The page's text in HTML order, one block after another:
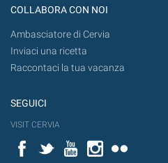
COLLABORA CON NOI
Ambasciatore di Cervia
Inviaci una ricetta
Raccontaci la tua vacanza
SEGUICI
VISIT CERVIA
FacebookTwitterYouTubeInstagram